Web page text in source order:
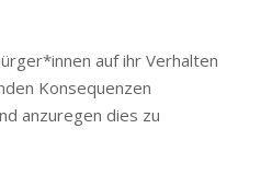
auf ihr Verhalten
Konsequenzen
anzuregen dies zu